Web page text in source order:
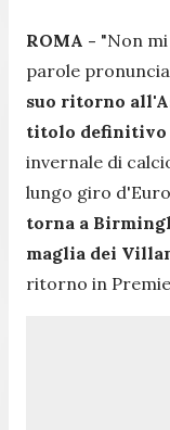
ROMA - "Non
parole
suo ritorno
titolo definitivo
invernale di
lungo giro
torna a
maglia dei
ritorno in